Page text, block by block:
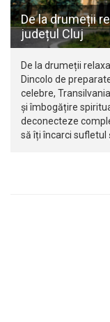
De la drumeții
județul Cluj
De la drumeții
Dincolo de
celebre,
și îmbogățire
deconecteze
să îți încarci sufletul